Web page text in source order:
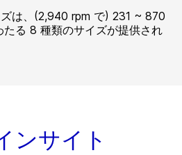
は、(2,940 rpm で) 231 ~ 870
る 8 種類のサイズが提供され
ンサイト